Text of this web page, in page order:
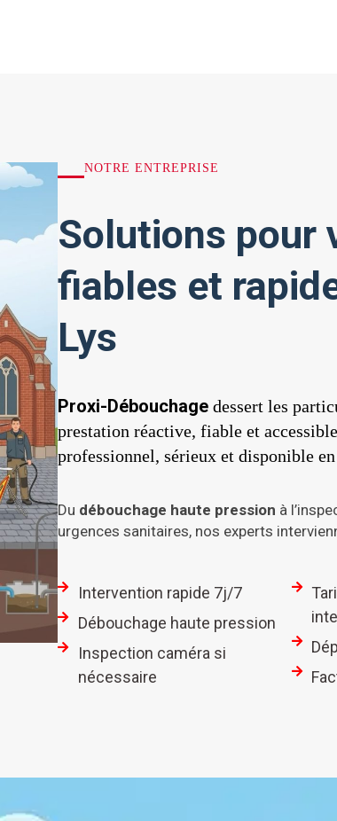
NOTRE ENTREPRISE
Solutions pour
fiables et
Lys
Proxi-Débouchage dessert les
prestation réactive, fiable et
professionnel, sérieux et disponible
Du débouchage haute pression à
urgences sanitaires, nos experts
Intervention rapide 7j/7
Débouchage haute pression
Inspection caméra si
nécessaire